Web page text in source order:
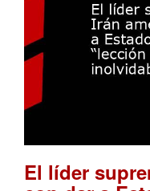
El líder